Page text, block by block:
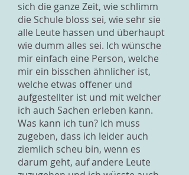
sich die ganze Zeit, wie schlimm
die Schule bloss sei, wie sehr sie
alle Leute hassen und überhaupt
wie dumm alles sei. Ich wünsche
mir einfach eine Person, welche
mir ein bisschen ähnlicher ist,
welche etwas offener und
aufgestellter ist und mit welcher
ich auch Sachen erleben kann.
Was kann ich tun? Ich muss
zugeben, dass ich leider auch
ziemlich scheu bin, wenn es
darum geht, auf andere Leute